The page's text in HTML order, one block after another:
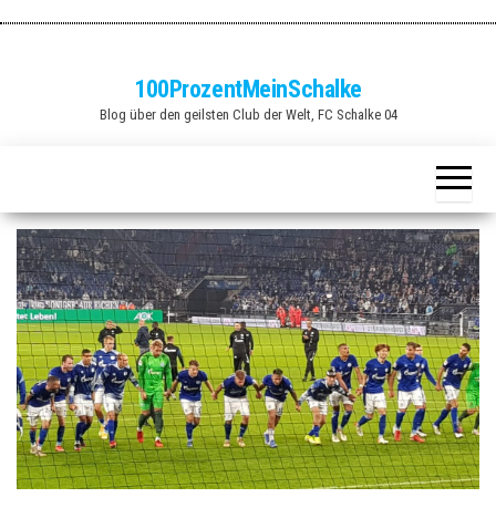
100ProzentMeinSchalke
Blog über den geilsten Club der Welt, FC Schalke 04